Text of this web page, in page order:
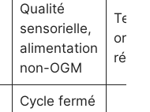
Qualité
sensorielle,
alimentation
non-OGM
Tests
Cycle fermé